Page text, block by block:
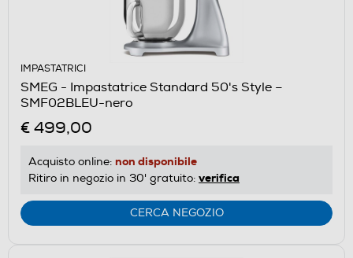
IMPASTATRICI
SMEG - Impastatrice Standard 50's Style –
SMF02BLEU-nero
€ 499,00
Acquisto online: non disponibile
Ritiro in negozio in 30' gratuito: verifica
CERCA NEGOZIO